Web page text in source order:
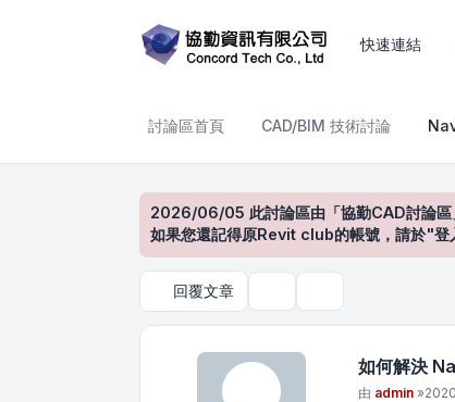
快速連結
討論區首頁 CAD/BIM 技術討論
2026/06/05 此討論區由「協勤CAD討論區
如果您還記得原Revit club的帳號，請於"登
回覆文章
如何解決
文章
由 admin »